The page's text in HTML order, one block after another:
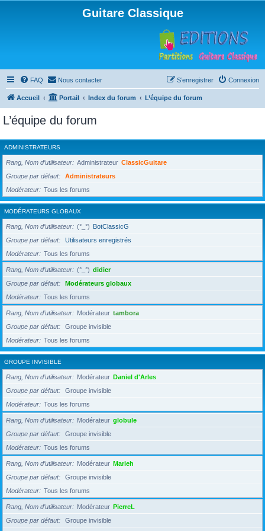
Guitare Classique
FAQ Nous contacter Connexion
S’enregistrer
Accueil Portail Index du forum L’équipe du forum
L’équipe du forum
ADMINISTRATEURS
Rang, Nom d’utilisateur Administrateur ClassicGuitare
Groupe par défaut
Administrateurs
Modérateur
Tous les forums
MODÉRATEURS GLOBAUX
Rang, Nom d’utilisateur (°_°) BotClassicG
Groupe par défaut
Utilisateurs enregistrés
Modérateur
Tous les forums
Rang, Nom d’utilisateur (°_°) didier
Groupe par défaut
Modérateurs globaux
Modérateur
Tous les forums
Rang, Nom d’utilisateur Modérateur tambora
Groupe par défaut
Groupe invisible
Modérateur
Tous les forums
GROUPE INVISIBLE
Rang, Nom d’utilisateur Modérateur Daniel d'Arles
Groupe par défaut
Groupe invisible
Modérateur
Tous les forums
Rang, Nom d’utilisateur Modérateur globule
Groupe par défaut
Groupe invisible
Modérateur
Tous les forums
Rang, Nom d’utilisateur Modérateur Marieh
Groupe par défaut
Groupe invisible
Modérateur
Tous les forums
Rang, Nom d’utilisateur Modérateur PierreL
Groupe par défaut
Groupe invisible